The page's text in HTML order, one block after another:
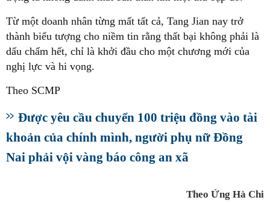
Từ một doanh nhân từng mất tất cả, Tang Jian nay trở
thành biểu tượng cho niềm tin rằng thất bại không phải là
dấu chấm hết, chỉ là khởi đầu cho một chương mới của
nghị lực và hi vọng.
Theo SCMP
Được yêu cầu chuyển 100 triệu đồng vào tài
khoản của chính mình, người phụ nữ Đồng
Nai phải vội vàng báo công an xã
Theo Ứng Hà Chi